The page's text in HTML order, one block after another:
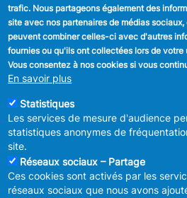
SUIVEZ NOUS
MENU
Déclaration
trafic. Nous partageons également des
site avec nos partenaires de médias
peuvent combiner celles-ci avec d'autres
fournies ou qu'ils ont collectées lors de
Vous consentez à nos cookies si vous
En savoir plus
Statistiques
Les services de mesure d'audience
statistiques anonymes de
site.
Réseaux sociaux – Partage
Ces cookies sont activés par les
réseaux sociaux que nous avons